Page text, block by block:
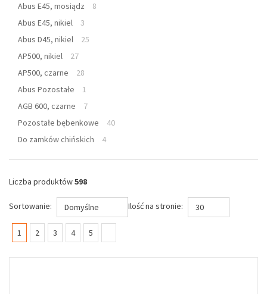
Abus E45, mosiądz
8
Abus E45, nikiel
3
Abus D45, nikiel
25
AP500, nikiel
27
AP500, czarne
28
Abus Pozostałe
1
AGB 600, czarne
7
Pozostałe bębenkowe
40
Do zamków chińskich
4
Liczba produktów598
Sortowanie: Domyślne Ilość na stronie: 30
1 (current)
2 3 4 5